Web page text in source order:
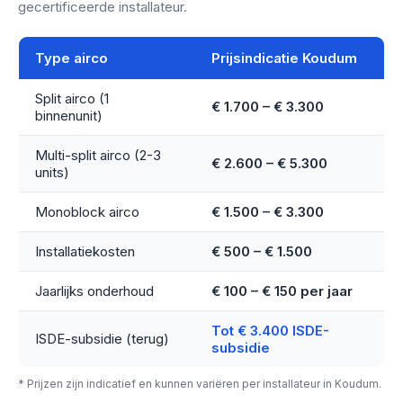
gecertificeerde installateur.
Type airco Prijsindicatie Koudum
Split airco (1
binnenunit)
€ 1.700 – € 3.300
Multi-split airco (2-3
units)
€ 2.600 – € 5.300
Monoblock airco € 1.500 – € 3.300
Installatiekosten € 500 – € 1.500
Jaarlijks onderhoud € 100 – € 150 per jaar
ISDE-subsidie (terug)
Tot € 3.400 ISDE-
subsidie
* Prijzen zijn indicatief en kunnen variëren per installateur in Koudum.